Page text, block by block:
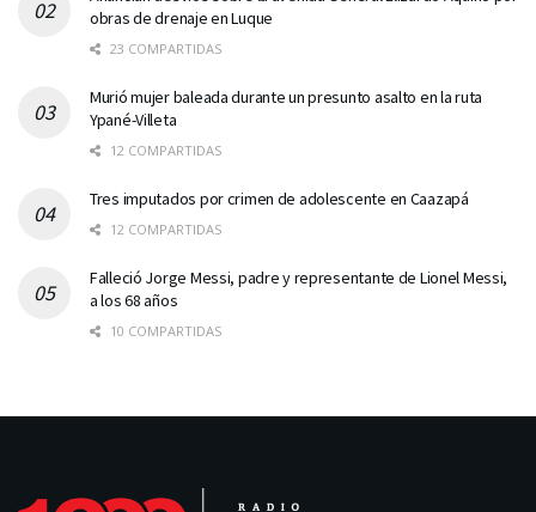
obras de drenaje en Luque
23 COMPARTIDAS
Murió mujer baleada durante un presunto asalto en la ruta
Ypané-Villeta
12 COMPARTIDAS
Tres imputados por crimen de adolescente en Caazapá
12 COMPARTIDAS
Falleció Jorge Messi, padre y representante de Lionel Messi,
a los 68 años
10 COMPARTIDAS